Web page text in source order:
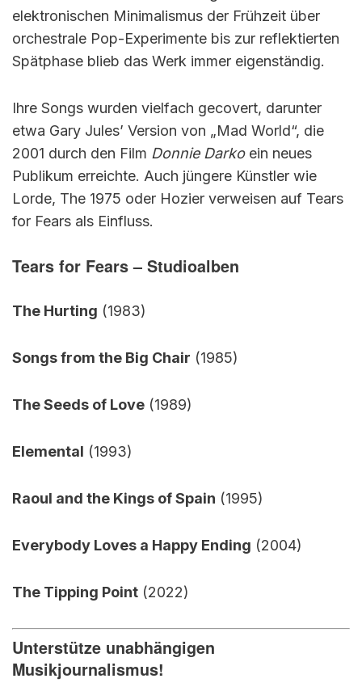
elektronischen Minimalismus der Frühzeit über
orchestrale Pop-Experimente bis zur reflektierten
Spätphase blieb das Werk immer eigenständig.
Ihre Songs wurden vielfach gecovert, darunter
etwa Gary Jules’ Version von „Mad World“, die
2001 durch den Film Donnie Darkoein neues
Publikum erreichte. Auch jüngere Künstler wie
Lorde, The 1975 oder Hozier verweisen auf Tears
for Fears als Einfluss.
Tears for Fears – Studioalben
The Hurting (1983)
Songs from the Big Chair (1985)
The Seeds of Love (1989)
Elemental (1993)
Raoul and the Kings of Spain (1995)
Everybody Loves a Happy Ending (2004)
The Tipping Point (2022)
Unterstütze unabhängigen
Musikjournalismus!